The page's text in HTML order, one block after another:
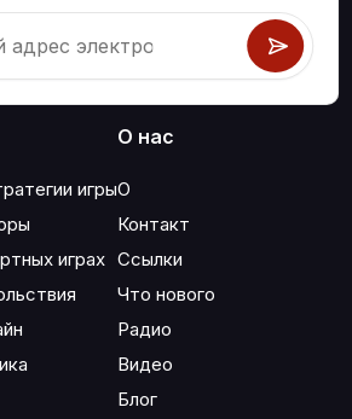
игры
играх
О нас
О
Контакт
Ссылки
Что нового
Радио
Видео
Блог